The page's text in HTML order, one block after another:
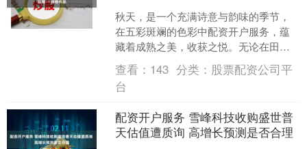
秋天，是一个充满诗意与韵味的季节，
在五彩斑斓的色彩中配资开户服务，蕴
藏着成熟之美，收获之悦。无论在田野
还是果园，处处彰显着绚丽与成熟。让
我们在金秋时节相约上游，....
查看： 143 分类： 股票配资公司平
台
配资开户服务 雪峰科技收购盛世普
天估值遭质询 高增长预测是否合理